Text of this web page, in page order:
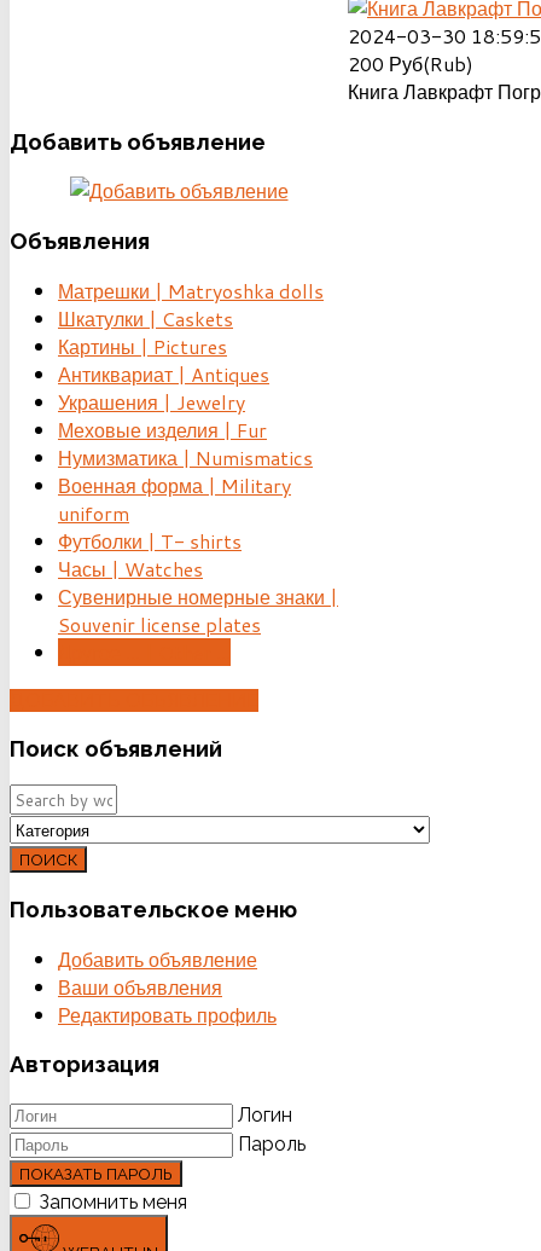
2024-03-30
200 Руб(Rub)
Книга Лавкрафт
Добавить объявление
Объявления
Матрешки | Matryoshka dolls
Шкатулки | Caskets
Картины | Pictures
Антиквариат | Antiques
Украшения | Jewelry
Меховые изделия | Fur
Нумизматика | Numismatics
Военная форма | Military
uniform
Футболки | T- shirts
Часы | Watches
Сувенирные номерные знаки |
Souvenir license plates
Поиск объявлений
ПОИСК
Пользовательское меню
Добавить объявление
Ваши объявления
Редактировать профиль
Авторизация
Логин
Пароль
ПОКАЗАТЬ ПАРОЛЬ
Запомнить меня